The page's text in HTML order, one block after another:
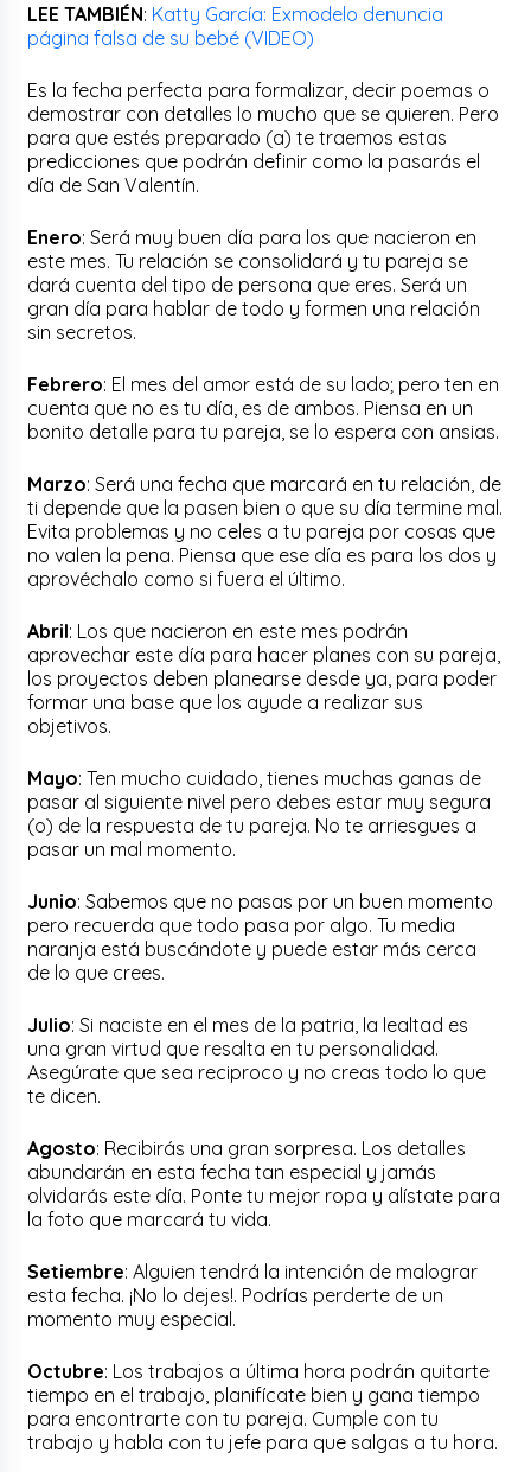
LEE TAMBIÉN: Katty García: Exmodelo denuncia
página falsa de su bebé (VIDEO)
Es la fecha perfecta para formalizar, decir poemas o
demostrar con detalles lo mucho que se quieren. Pero
para que estés preparado (a) te traemos estas
predicciones que podrán definir como la pasarás el
día de San Valentín.
Enero: Será muy buen día para los que nacieron en
este mes. Tu relación se consolidará y tu pareja se
dará cuenta del tipo de persona que eres. Será un
gran día para hablar de todo y formen una relación
sin secretos.
Febrero: El mes del amor está de su lado; pero ten en
cuenta que no es tu día, es de ambos. Piensa en un
bonito detalle para tu pareja, se lo espera con ansias.
Marzo: Será una fecha que marcará en tu relación, de
ti depende que la pasen bien o que su día termine mal.
Evita problemas y no celes a tu pareja por cosas que
no valen la pena. Piensa que ese día es para los dos y
aprovéchalo como si fuera el último.
Abril: Los que nacieron en este mes podrán
aprovechar este día para hacer planes con su pareja,
los proyectos deben planearse desde ya, para poder
formar una base que los ayude a realizar sus
objetivos.
Mayo: Ten mucho cuidado, tienes muchas ganas de
pasar al siguiente nivel pero debes estar muy segura
(o) de la respuesta de tu pareja. No te arriesgues a
pasar un mal momento.
Junio: Sabemos que no pasas por un buen momento
pero recuerda que todo pasa por algo. Tu media
naranja está buscándote y puede estar más cerca
de lo que crees.
Julio: Si naciste en el mes de la patria, la lealtad es
una gran virtud que resalta en tu personalidad.
Asegúrate que sea reciproco y no creas todo lo que
te dicen.
Agosto: Recibirás una gran sorpresa. Los detalles
abundarán en esta fecha tan especial y jamás
olvidarás este día. Ponte tu mejor ropa y alístate para
la foto que marcará tu vida.
Setiembre: Alguien tendrá la intención de malograr
esta fecha. ¡No lo dejes!. Podrías perderte de un
momento muy especial.
Octubre: Los trabajos a última hora podrán quitarte
tiempo en el trabajo, planifícate bien y gana tiempo
para encontrarte con tu pareja. Cumple con tu
trabajo y habla con tu jefe para que salgas a tu hora.